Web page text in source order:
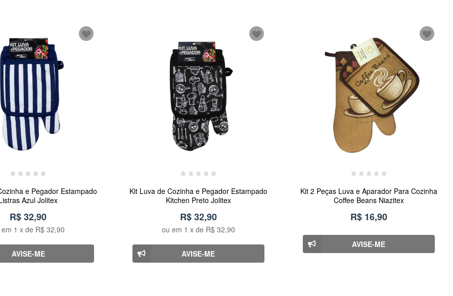
e Pegador Estampado
Azul Jolitex
R$ 32,90
1 x de R$ 32,90
AVISE-ME
Kit Luva de Cozinha e Pegador Estampado
Kitchen Preto Jolitex
R$ 32,90
ou em 1 x de R$ 32,90
AVISE-ME
Kit 2 Peças Luva e Aparador Para Cozinha
Coffee Beans Niazitex
R$ 16,90
AVISE-ME